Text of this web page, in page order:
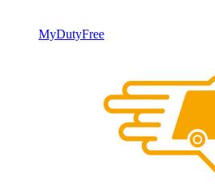
MyDutyFree